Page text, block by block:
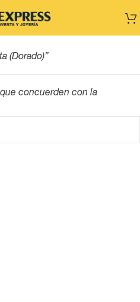
(Dorado)”
concuerden con la